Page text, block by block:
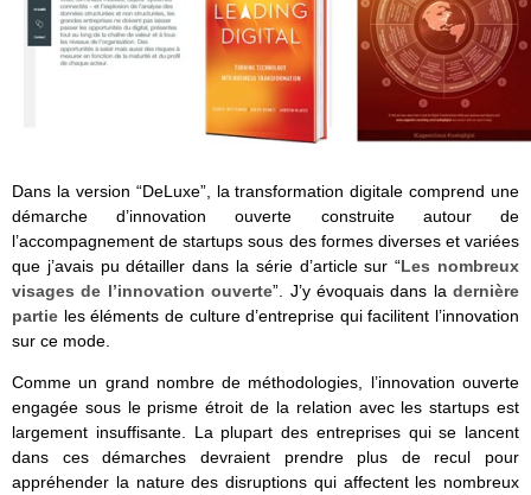
Dans la version “DeLuxe”, la transformation digitale comprend une
démarche d’innovation ouverte construite autour de
l’accompagnement de startups sous des formes diverses et variées
que j’avais pu détailler dans la série d’article sur “Les nombreux
visages de l’innovation ouverte”. J’y évoquais dans la dernière
partie les éléments de culture d’entreprise qui facilitent l’innovation
sur ce mode.
Comme un grand nombre de méthodologies, l’innovation ouverte
engagée sous le prisme étroit de la relation avec les startups est
largement insuffisante. La plupart des entreprises qui se lancent
dans ces démarches devraient prendre plus de recul pour
appréhender la nature des disruptions qui affectent les nombreux